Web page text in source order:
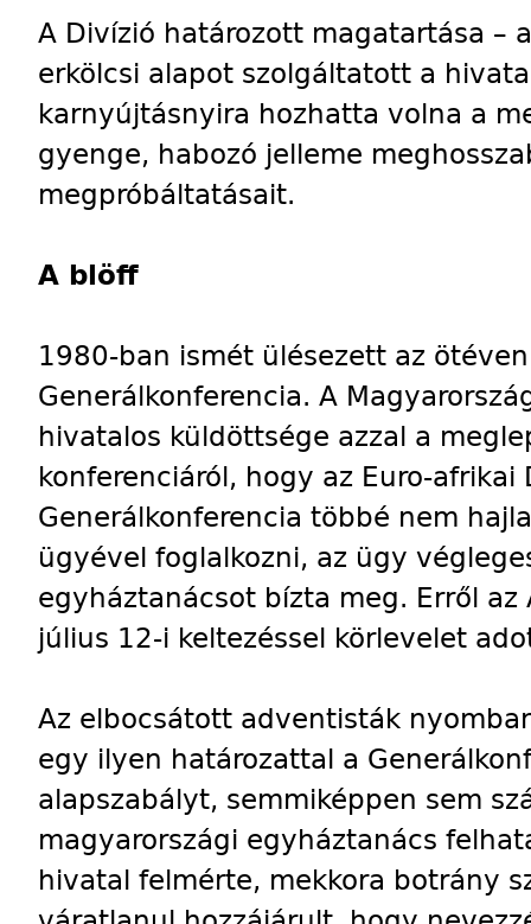
A Divízió határozott magatartása –
erkölcsi alapot szolgáltatott a
karnyújtásnyira hozhatta volna a
gyenge, habozó jelleme
megpróbáltatásait.
A blöff
1980-ban ismét ülésezett az
Generálkonferencia. A
hivatalos küldöttsége azzal a
konferenciáról, hogy az Euro-afrikai
Generálkonferencia többé nem
ügyével foglalkozni, az ügy
egyháztanácsot bízta meg. Erről
július 12-i keltezéssel körlevelet
Az elbocsátott adventisták
egy ilyen határozattal a
alapszabályt, semmiképpen sem
magyarországi egyháztanács
hivatal felmérte, mekkora botrány